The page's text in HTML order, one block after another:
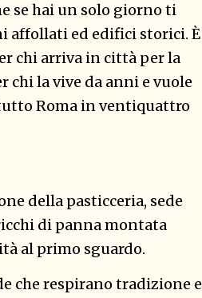
se hai un solo giorno ti
affollati ed edifici storici. È
chi arriva in città per la
chi la vive da anni e vuole
Roma in ventiquattro
della pasticceria, sede
di panna montata
al primo sguardo.
che respirano tradizione e